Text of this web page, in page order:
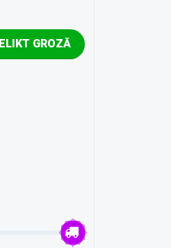
IELIKT GROZĀ